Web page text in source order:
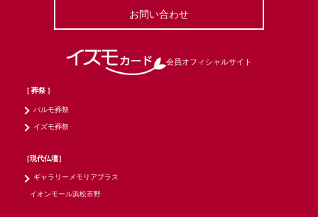
お問い合わせ
会員オフィシャルサイト
［ 葬祭 ］
パルモ葬祭
イズモ葬祭
［現代仏壇］
ギャラリーメモリアプラス
イオンモール浜松市野